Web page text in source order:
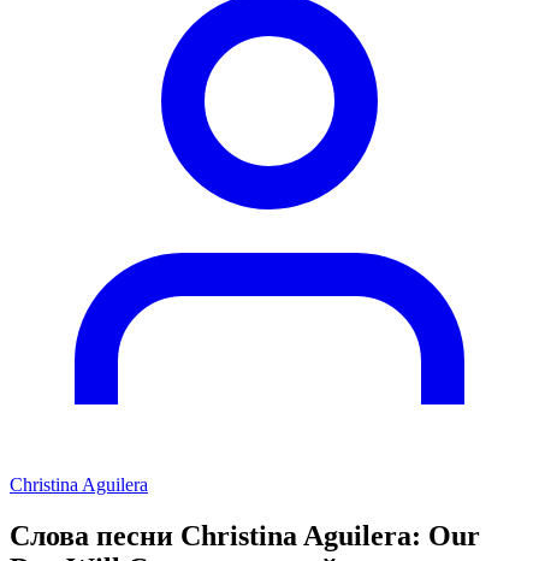
Christina Aguilera
Слова песни Christina Aguilera: Our